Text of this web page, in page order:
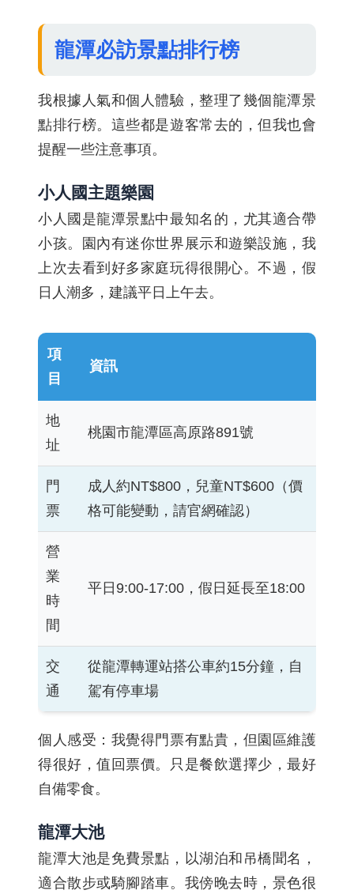
龍潭必訪景點排行榜
我根據人氣和個人體驗，整理了幾個龍潭景
點排行榜。這些都是遊客常去的，但我也會
提醒一些注意事項。
小人國主題樂園
小人國是龍潭景點中最知名的，尤其適合帶
小孩。園內有迷你世界展示和遊樂設施，我
上次去看到好多家庭玩得很開心。不過，假
日人潮多，建議平日上午去。
項
目
資訊
地
址
桃園市龍潭區高原路891號
門
票
成人約NT$800，兒童NT$600（價
格可能變動，請官網確認）
營
業
時
間
平日9:00-17:00，假日延長至18:00
交
通
從龍潭轉運站搭公車約15分鐘，自
駕有停車場
個人感受：我覺得門票有點貴，但園區維護
得很好，值回票價。只是餐飲選擇少，最好
自備零食。
龍潭大池
龍潭大池是免費景點，以湖泊和吊橋聞名，
適合散步或騎腳踏車。我傍晚去時，景色很